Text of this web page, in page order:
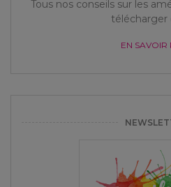
Tous nos conseils sur les
télécharger
EN SAVOIR